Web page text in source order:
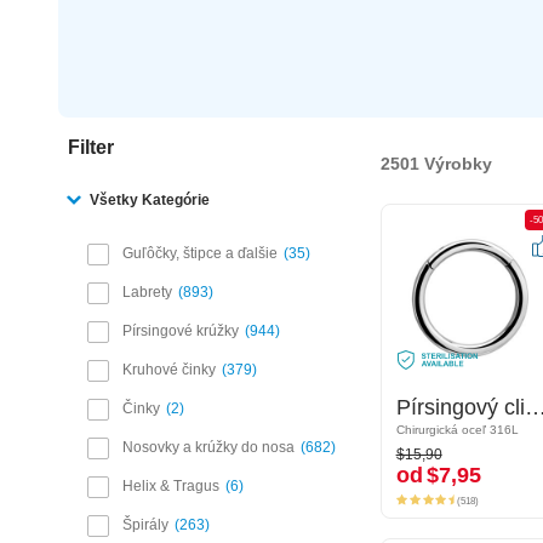
Filter
Všetky Kategórie
Guľôčky, štipce a ďalšie 35
Labrety 893
Pírsingové krúžky 944
Kruhové činky 379
Činky 2
Nosovky a krúžky do nosa 682
Helix & Tragus 6
Špirály 263
2501 Výrobky
-50%
Pírsingový clicker (chirurgická oceľ, strieborná, lesklý povrch)
Chirurgická oceľ 316L
$15,90
od$7,95
-
Pírsingový clicker (chirurgická oceľ, strieborná, lesklý povrch)
Chirurgická oceľ 316L
$15,90
od $7,95
(518)